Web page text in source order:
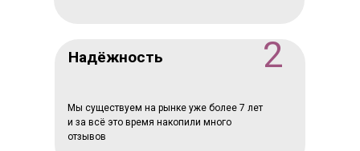
2
Надёжность
Мы существуем на рынке уже более 7 лет
и за всё это время накопили много
отзывов